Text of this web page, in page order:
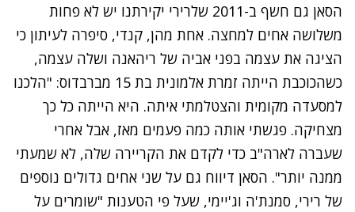
הסאן גם חשף ב-2011 שלרירי יקירתנו יש לא פחות
משלושה אחים למחצה. אחת מהן, קנדי, סיפרה לעיתון כי
הציגה את עצמה בפני אביה של ריהאנה ושלה עצמה,
כשהכוכבת הייתה זמרת אלמונית בת 15 מברבדוס: "הלכנו
למסעדה מקומית והצטלמתי איתה. היא הייתה כל כך
מצחיקה. פגשתי אותה כמה פעמים מאז, אבל אחרי
שעברה לארה"ב כדי לקדם את הקריירה שלה, לא שמעתי
ממנה יותר". הסאן דיווח גם על שני אחים גדולים נוספים
של רירי, סמנת'ה וג'יימי, שעל פי הטענות "שומרים על